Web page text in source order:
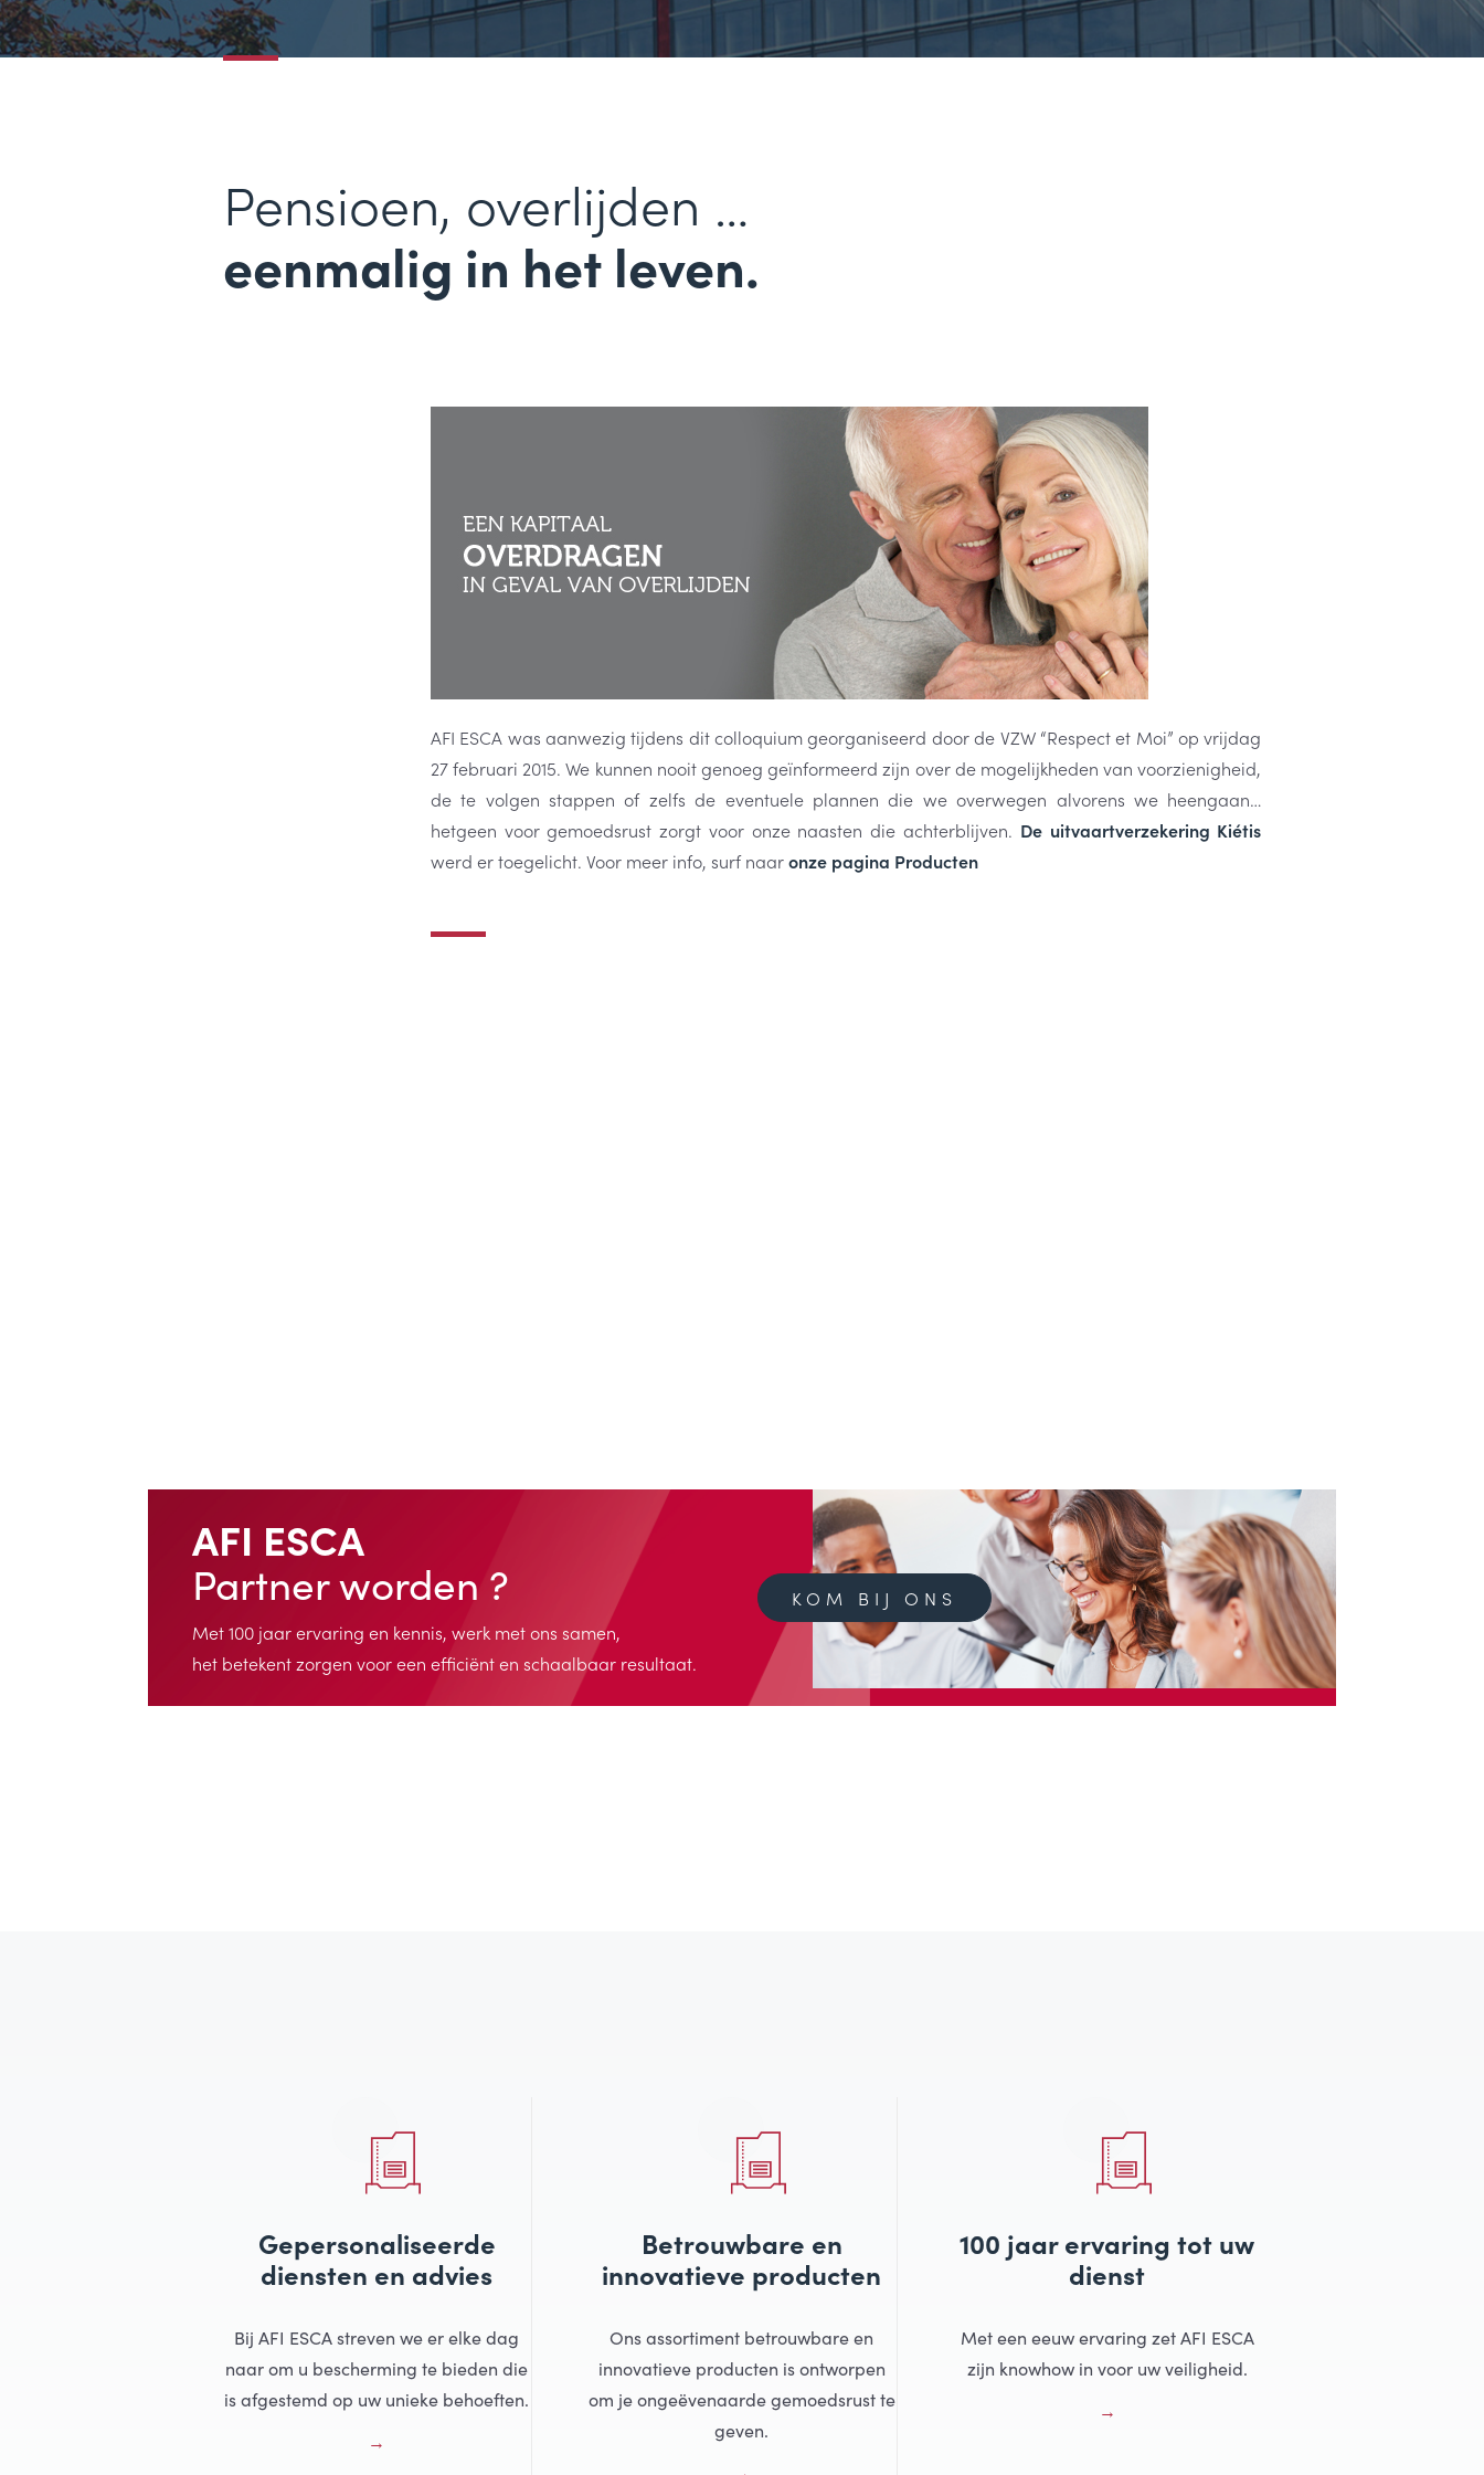
Pensioen, overlijden …
eenmalig in het leven.
AFI ESCA was aanwezig tijdens dit colloquium georganiseerd door de VZW “Respect et Moi” op vrijdag
27 februari 2015. We kunnen nooit genoeg geïnformeerd zijn over de mogelijkheden van voorzienigheid,
de te volgen stappen of zelfs de eventuele plannen die we overwegen alvorens we heengaan…
hetgeen voor gemoedsrust zorgt voor onze naasten die achterblijven. De uitvaartverzekering Kiétis
werd er toegelicht. Voor meer info, surf naaronze pagina Producten
AFI ESCA
Partner worden ?
Met 100 jaar ervaring en kennis, werk met ons samen,
het betekent zorgen voor een efficiënt en schaalbaar resultaat.
KOM BIJ ONS
Gepersonaliseerde
diensten en advies
Bij AFI ESCA streven we er elke dag
naar om u bescherming te bieden die
is afgestemd op uw unieke behoeften.
Betrouwbare en
innovatieve producten
Ons assortiment betrouwbare en
innovatieve producten is ontworpen
om je ongeëvenaarde gemoedsrust te
geven.
100 jaar ervaring tot uw
dienst
Met een eeuw ervaring zet AFI ESCA
zijn knowhow in voor uw veiligheid.